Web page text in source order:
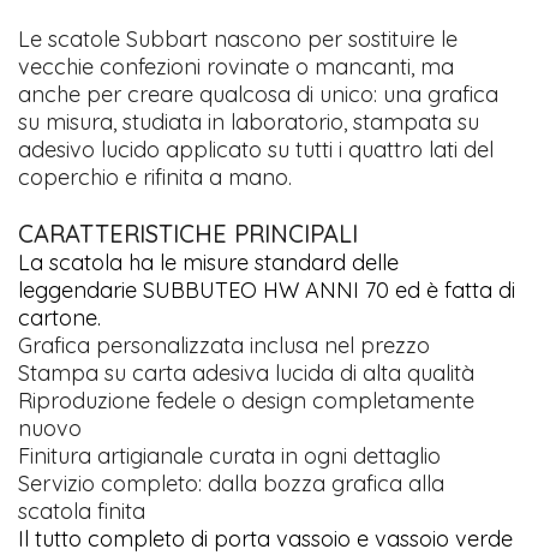
Le scatole Subbart nascono per sostituire le
vecchie confezioni rovinate o mancanti, ma
anche per creare qualcosa di unico: una grafica
su misura, studiata in laboratorio, stampata su
adesivo lucido applicato su tutti i quattro lati del
coperchio e rifinita a mano.
CARATTERISTICHE PRINCIPALI
La scatola ha le misure standard delle
leggendarie SUBBUTEO HW ANNI 70 ed è fatta di
cartone.
Grafica personalizzata inclusa nel prezzo
Stampa su carta adesiva lucida di alta qualità
Riproduzione fedele o design completamente
nuovo
Finitura artigianale curata in ogni dettaglio
Servizio completo: dalla bozza grafica alla
scatola finita
Il tutto completo di porta vassoio e vassoio verde